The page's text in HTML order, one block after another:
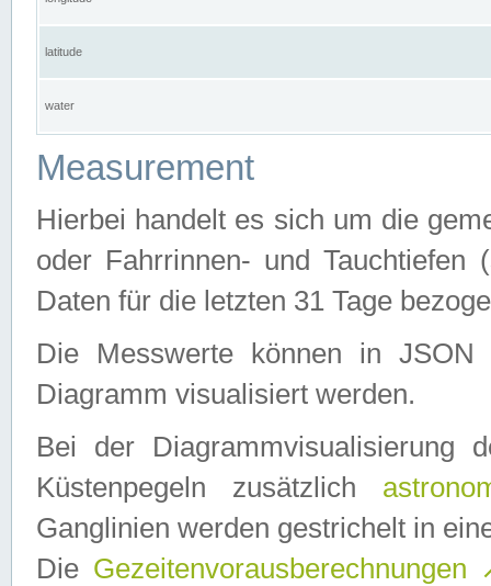
latitude
water
Measurement
Hierbei handelt es sich um die
oder Fahrrinnen- und Tauchtiefen
Daten für die letzten 31 Tage
Die Messwerte können in
Diagramm visualisiert werden.
Bei der Diagrammvisualisierung
Küstenpegeln zusätzlich
Ganglinien werden gestrichelt in
Die Gezeitenvorausberechnungen